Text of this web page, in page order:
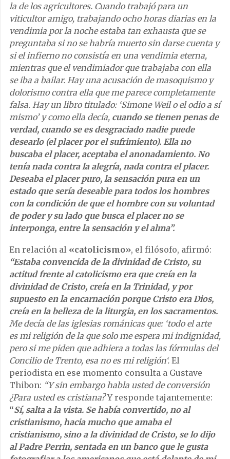
la de los agricultores. Cuando trabajó para un
viticultor amigo, trabajando ocho horas diarias en la
vendimia por la noche estaba tan exhausta que se
preguntaba si no se habría muerto sin darse cuenta y
si el infierno no consistía en una vendimia eterna,
mientras que el vendimiador que trabajaba con ella
se iba a bailar. Hay una acusación de masoquismo y
dolorismo contra ella que me parece completamente
falsa. Hay un libro titulado: ‘Simone Weil o el odio a sí
mismo’ y como ella decía, cuando se tienen penas de
verdad, cuando se es desgraciado nadie puede
desearlo (el placer por el sufrimiento). Ella no
buscaba el placer, aceptaba el anonadamiento. No
tenía nada contra la alegría, nada contra el placer.
Deseaba el placer puro, la sensación pura en un
estado que sería deseable para todos los hombres
con la condición de que el hombre con su voluntad
de poder y su lado que busca el placer no se
interponga, entre la sensación y el alma”.
En relación al «catolicismo», el filósofo, afirmó:
“Estaba convencida de la divinidad de Cristo, su
actitud frente al catolicismo era que creía en la
divinidad de Cristo, creía en la Trinidad, y por
supuesto en la encarnación porque Cristo era Dios,
creía en la belleza de la liturgia, en los sacramentos.
Me decía de las iglesias románicas que: ‘todo el arte
es mi religión de la que solo me espera mi indignidad,
pero si me piden que adhiera a todas las fórmulas del
Concilio de Trento, esa no es mi religión‘. El
periodista en ese momento consulta a Gustave
Thibon: “Y sin embargo habla usted de conversión
¿Para usted es cristiana?Y responde tajantemente:
“Sí, salta a la vista. Se había convertido, no al
cristianismo, hacia mucho que amaba el
cristianismo, sino a la divinidad de Cristo, se lo dijo
al Padre Perrin, sentada en un banco que le gusta